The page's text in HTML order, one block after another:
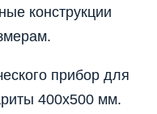
конструкции
прибор для
400х500 мм.